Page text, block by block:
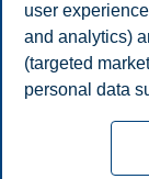
Show more
Year Academic
2020 University of
Contact us
user
and analytics)
(targeted
personal data
necessary for
accept all